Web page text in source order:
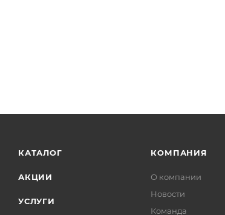
КАТАЛОГ
АКЦИИ
УСЛУГИ
КОМПАНИЯ
О компании
Новости
Команда